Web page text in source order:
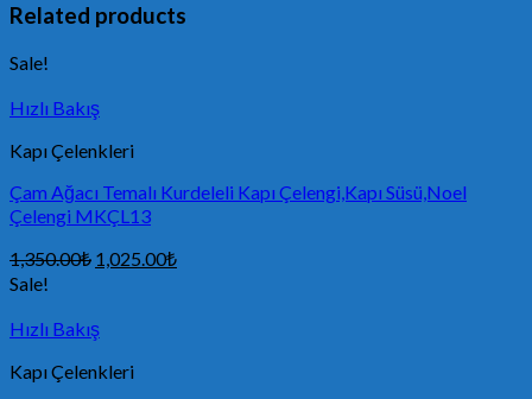
Related products
Sale!
Hızlı Bakış
Kapı Çelenkleri
Çam Ağacı Temalı Kurdeleli Kapı Çelengi,Kapı Süsü,Noel
Çelengi MKÇL13
1,350.00₺ 1,025.00₺
Sale!
Hızlı Bakış
Kapı Çelenkleri